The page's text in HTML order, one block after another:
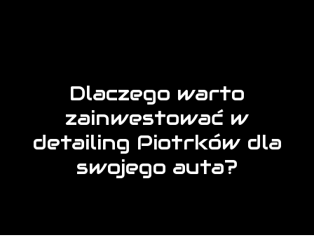
Dlaczego warto
zainwestować w
detailing Piotrków dla
swojego auta?